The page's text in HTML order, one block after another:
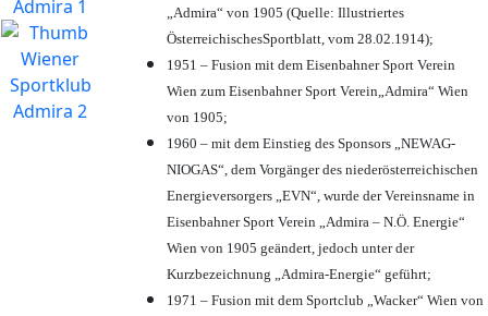
„Admira“ von 1905 (Quelle: Illustriertes
ÖsterreichischesSportblatt, vom 28.02.1914);
1951 – Fusion mit dem Eisenbahner Sport Verein
Wien zum Eisenbahner Sport Verein„Admira“ Wien
von 1905;
1960 – mit dem Einstieg des Sponsors „NEWAG-
NIOGAS“, dem Vorgänger des niederösterreichischen
Energieversorgers „EVN“, wurde der Vereinsname in
Eisenbahner Sport Verein „Admira – N.Ö. Energie“
Wien von 1905 geändert, jedoch unter der
Kurzbezeichnung „Admira-Energie“ geführt;
1971 – Fusion mit dem Sportclub „Wacker“ Wien von